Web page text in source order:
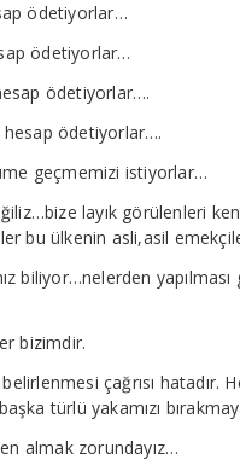
ödetiyorlar…
ödetiyorlar…
ödetiyorlar….
hesap ödetiyorlar….
geçmemizi istiyorlar…
layık görülenleri
bu ülkenin asli,asil
biliyor…nelerden
bizimdir.
çağrısı hatadır.
türlü yakamızı
almak zorundayız…